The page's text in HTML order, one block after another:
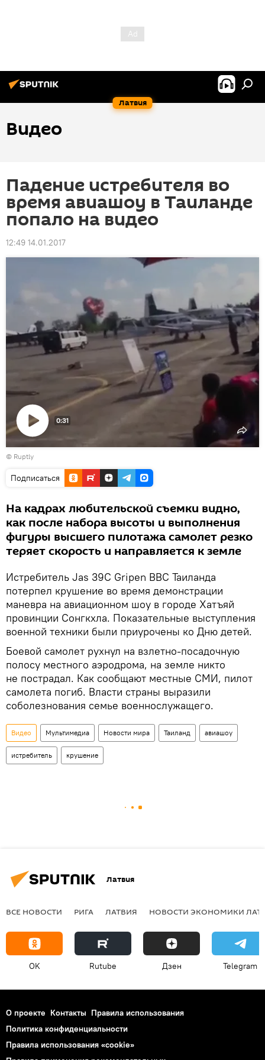
Латвия
Видео
Падение истребителя во
время авиашоу в Таиланде
попало на видео
12:49 14.01.2017
Воспроизвести
видео
0:31
© Ruptly
Подписаться
На кадрах любительской съемки видно,
как после набора высоты и выполнения
фигуры высшего пилотажа самолет резко
теряет скорость и направляется к земле
Истребитель Jas 39C Gripen ВВС Таиланда
потерпел крушение во время демонстрации
маневра на авиационном шоу в городе Хатъяй
провинции Сонгкхла. Показательные выступления
военной техники были приурочены ко Дню детей.
Боевой самолет рухнул на взлетно-посадочную
полосу местного аэродрома, на земле никто
не пострадал. Как сообщают местные СМИ, пилот
самолета погиб. Власти страны выразили
соболезнования семье военнослужащего.
Видео Мультимедиа Новости мира Таиланд авиашоу
истребитель крушение
Латвия
ВСЕ НОВОСТИ РИГА ЛАТВИЯ НОВОСТИ ЭКОНОМИКИ
OK Rutube Дзен Telegram
О проекте Контакты Правила использования
Политика конфиденциальности
Правила использования «cookie»